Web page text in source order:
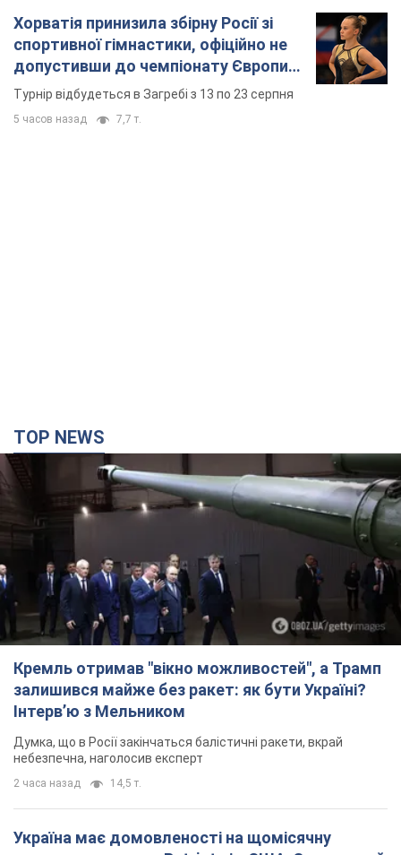
Хорватія принизила збірну Росії зі
спортивної гімнастики, офіційно не
допустивши до чемпіонату Європи
основних спортсменів
Турнір відбудеться в Загребі з 13 по 23 серпня
5 часов назад 7,7 т.
TOP NEWS
Кремль отримав "вікно можливостей", а Трамп
залишився майже без ракет: як бути Україні?
Інтерв’ю з Мельником
Думка, що в Росії закінчаться балістичні ракети, вкрай
небезпечна, наголосив експерт
2 часа назад 14,5 т.
Україна має домовленості на щомісячну